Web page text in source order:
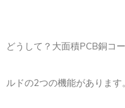
どうして？大面積PCB銅コ
ルドの2つの機能がありま